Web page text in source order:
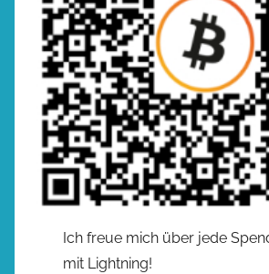
Ich freue mich über jede
mit Lightning!